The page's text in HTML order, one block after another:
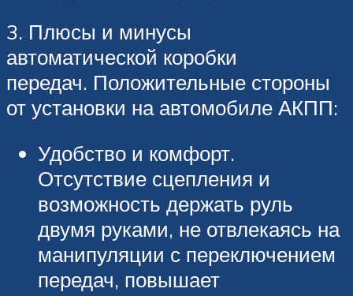
3. Плюсы и минусы
автоматической коробки
передач. Положительные стороны
от установки на автомобиле АКПП:
Удобство и комфорт.
Отсутствие сцепления и
возможность держать руль
двумя руками, не отвлекаясь на
манипуляции с переключением
передач, повышает